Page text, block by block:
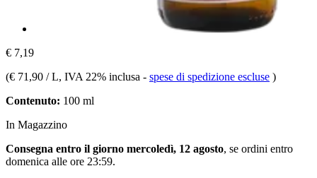
€ 7,19
(€ 71,90 / L, IVA 22% inclusa - spese di spedizione escluse )
Contenuto: 100 ml
In Magazzino
Consegna entro il giorno mercoledì, 12 agosto, se ordini entro
domenica alle ore 23:59.